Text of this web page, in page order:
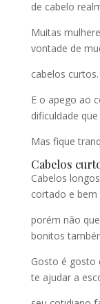
de cabelo
Muitas
vontade de
cabelos curtos.
E o apego ao
dificuldade
Mas fique
Cabelos
Cabelos
cortado e bem
porém não
bonitos
Gosto é gosto
te ajudar a